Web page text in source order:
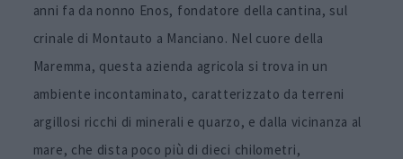
anni fa da nonno Enos, fondatore della cantina, sul
crinale di Montauto a Manciano. Nel cuore della
Maremma, questa azienda agricola si trova in un
ambiente incontaminato, caratterizzato da terreni
argillosi ricchi di minerali e quarzo, e dalla vicinanza al
mare, che dista poco più di dieci chilometri,